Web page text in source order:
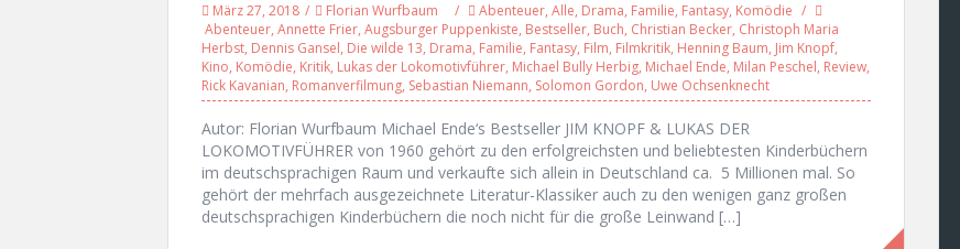
März 27, 2018 Florian Wurfbaum Abenteuer, Alle, Drama, Familie, Fantasy, Komödie
Abenteuer, Annette Frier, Augsburger Puppenkiste, Bestseller, Buch, Christian Becker, Christoph Maria
Herbst, Dennis Gansel, Die wilde 13, Drama, Familie, Fantasy, Film, Filmkritik, Henning Baum, Jim Knopf,
Kino, Komödie, Kritik, Lukas der Lokomotivführer, Michael Bully Herbig, Michael Ende, Milan Peschel, Review,
Rick Kavanian, Romanverfilmung, Sebastian Niemann, Solomon Gordon, Uwe Ochsenknecht
Autor: Florian Wurfbaum Michael Ende‘s Bestseller JIM KNOPF & LUKAS DER
LOKOMOTIVFÜHRER von 1960 gehört zu den erfolgreichsten und beliebtesten Kinderbüchern
im deutschsprachigen Raum und verkaufte sich allein in Deutschland ca. 5 Millionen mal. So
gehört der mehrfach ausgezeichnete Literatur-Klassiker auch zu den wenigen ganz großen
deutschsprachigen Kinderbüchern die noch nicht für die große Leinwand […]